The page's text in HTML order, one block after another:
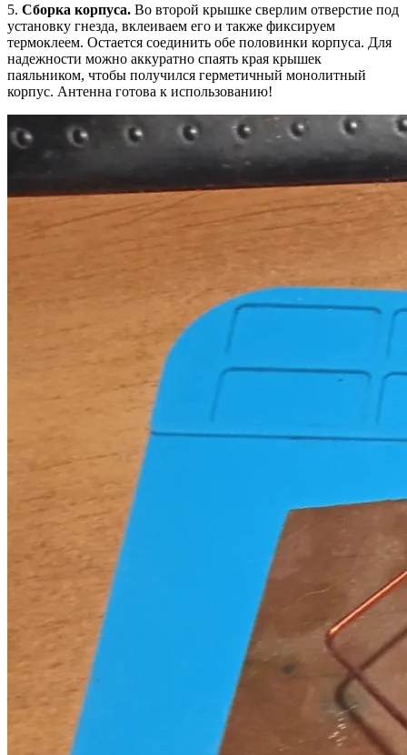
5. Сборка корпуса. Во второй крышке сверлим отверстие под
установку гнезда, вклеиваем его и также фиксируем
термоклеем. Остается соединить обе половинки корпуса. Для
надежности можно аккуратно спаять края крышек
паяльником, чтобы получился герметичный монолитный
корпус. Антенна готова к использованию!